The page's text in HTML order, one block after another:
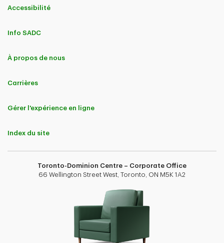
Accessibilité
Info SADC
À propos de nous
Carrières
Gérer l'expérience en ligne
Index du site
Toronto-Dominion Centre – Corporate Office
66 Wellington Street West, Toronto, ON M5K 1A2